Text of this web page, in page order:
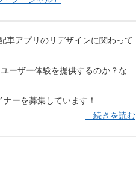
車アプリのリデザインに関わって
ーザー体験を提供するのか？な
ーを募集しています！
…続きを読む